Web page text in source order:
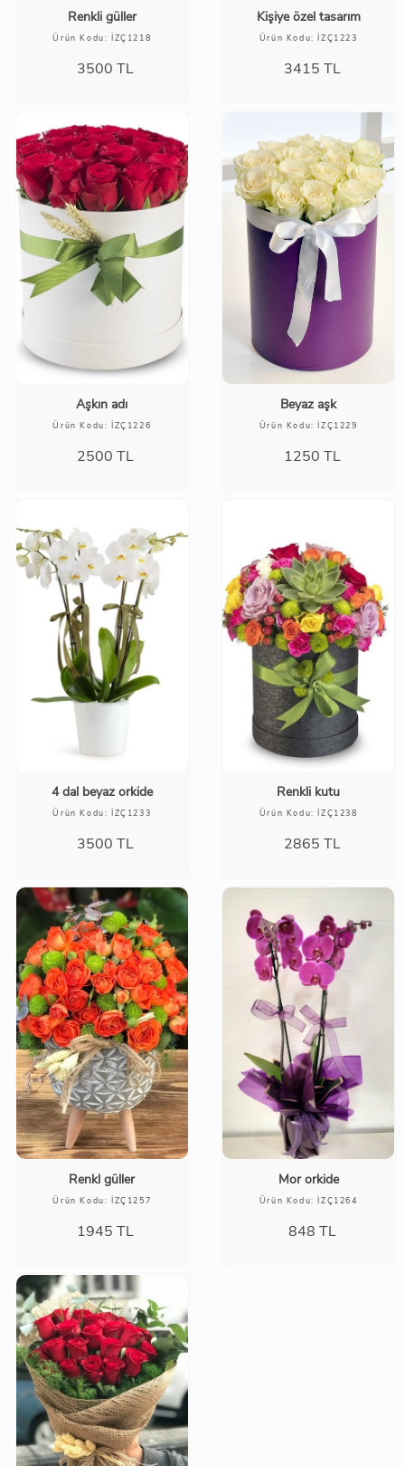
Renkli güller
Ürün Kodu: İZÇ1218
3500 TL
Kişiye özel tasarım
Ürün Kodu: İZÇ1223
3415 TL
Aşkın adı
Ürün Kodu: İZÇ1226
2500 TL
Beyaz aşk
Ürün Kodu: İZÇ1229
1250 TL
4 dal beyaz orkide
Ürün Kodu: İZÇ1233
3500 TL
Renkli kutu
Ürün Kodu: İZÇ1238
2865 TL
Renkl güller
Ürün Kodu: İZÇ1257
1945 TL
Mor orkide
Ürün Kodu: İZÇ1264
848 TL